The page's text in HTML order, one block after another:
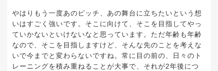
やはりもう一度あのピッチ、あの舞台に立ちたいという想
いはすごく強いです。そこに向けて、そこを目指してやっ
ていかないといけないなと思っています。ただ年齢も年齢
なので、そこを目指しますけど、そんな先のことを考えな
いで今までと変わらないですね。常に目の前の、日々のト
レーニングを積み重ねることが大事で、それが2年後につ